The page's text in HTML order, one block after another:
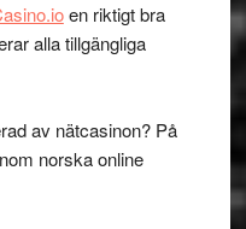
en riktigt bra
alla tillgängliga
av nätcasinon? På
norska online